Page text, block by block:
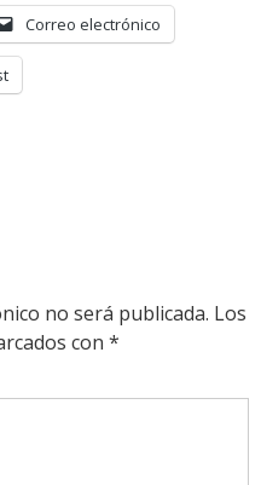
Correo electrónico
no será publicada. Los
con *